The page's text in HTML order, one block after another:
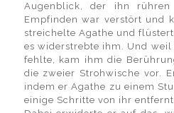
Augenblick, der ihn
Empfinden war verstört und
streichelte Agathe und
es widerstrebte ihm. Und
fehlte, kam ihm die
die zweier Strohwische vor.
indem er Agathe zu einem
einige Schritte von ihr